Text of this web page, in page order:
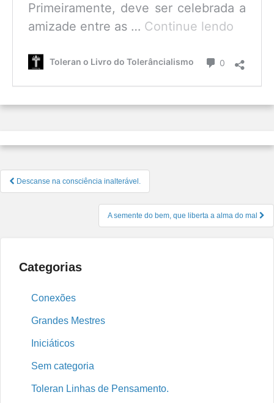
Primeiramente, deve ser celebrada a
amizade entre as … Continue lendo
é
Toleran o Livro do Tolerâncialismo 0 Comentário
Navegação
de
Descanse na consciência inalterável.
A semente do bem, que liberta a alma do mal
Categorias
Conexões
Grandes Mestres
Iniciáticos
Sem categoria
Toleran Linhas de Pensamento.